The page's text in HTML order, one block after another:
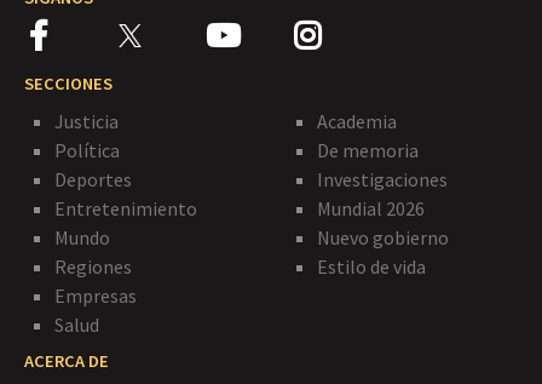
SECCIONES
Justicia
Política
Deportes
Entretenimiento
Mundo
Regiones
Empresas
Salud
Academia
De memoria
Investigaciones
Mundial 2026
Nuevo gobierno
Estilo de vida
ACERCA DE